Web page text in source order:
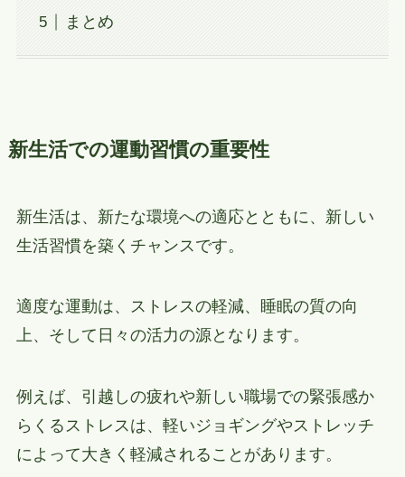
まとめ
新生活での運動習慣の重要性
新生活は、新たな環境への適応とともに、新しい
生活習慣を築くチャンスです。
適度な運動は、ストレスの軽減、睡眠の質の向
上、そして日々の活力の源となります。
例えば、引越しの疲れや新しい職場での緊張感か
らくるストレスは、軽いジョギングやストレッチ
によって大きく軽減されることがあります。